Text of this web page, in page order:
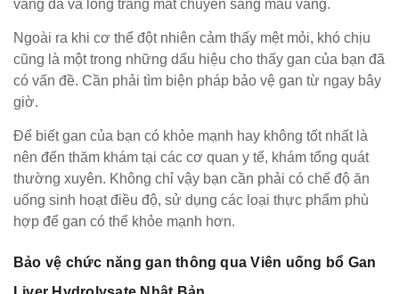
vàng da và lòng trắng mắt chuyển sang màu vàng.
Ngoài ra khi cơ thể đột nhiên cảm thấy mệt mỏi, khó chịu
cũng là một trong những dấu hiệu cho thấy gan của bạn đã
có vấn đề. Cần phải tìm biện pháp bảo vệ gan từ ngay bây
giờ.
Để biết gan của bạn có khỏe mạnh hay không tốt nhất là
nên đến thăm khám tại các cơ quan y tế, khám tổng quát
thường xuyên. Không chỉ vậy bạn cần phải có chế độ ăn
uống sinh hoạt điều độ, sử dụng các loại thực phẩm phù
hợp để gan có thể khỏe mạnh hơn.
Bảo vệ chức năng gan thông qua Viên uống bổ Gan